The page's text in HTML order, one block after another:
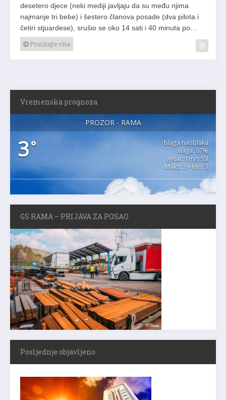
desetero djece (neki mediji javljaju da su među njima
najmanje tri bebe) i šestero članova posade (dva pilota i
četiri stjuardese), srušio se oko 14 sati i 40 minuta po…
Pročitajte više
Vremenska prognoza
PROZOR - RAMA
3°
blaga naoblaka
vlaga: 97%
vjetar: 1m/s SSI
Maks. 3 • Min. 3
GS RAMA – PRIJAVA ZA POSAO
Posljednje objavljeno